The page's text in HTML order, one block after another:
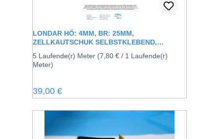
LONDAR HÖ: 4MM, BR: 25MM,
ZELLKAUTSCHUK SELBSTKLEBEND,
5 Laufende(r) Meter (7,80 € / 1 Laufende(r)
Meter)
Regulärer Preis:
39,00 €